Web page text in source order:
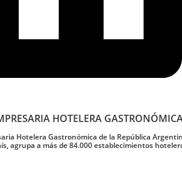
HOTELERA
Hotelera Gastronómica de la República
agrupa a más de 84.000 establecimientos